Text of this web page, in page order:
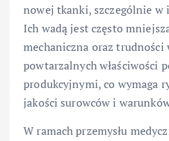
nowej tkanki, szczególnie
Ich wadą jest często
mechaniczna oraz trudności
powtarzalnych właściwości
produkcyjnymi, co wymaga
jakości surowców i
W ramach przemysłu